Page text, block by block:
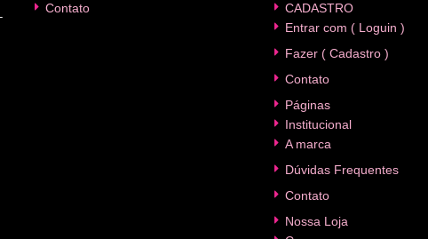
Contato
CADASTRO
Entrar com ( Loguin )
Fazer ( Cadastro )
Contato
Páginas
Institucional
A marca
Dúvidas Frequentes
Contato
Nossa Loja